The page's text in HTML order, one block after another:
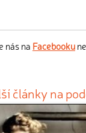
nás na Facebooku
články na